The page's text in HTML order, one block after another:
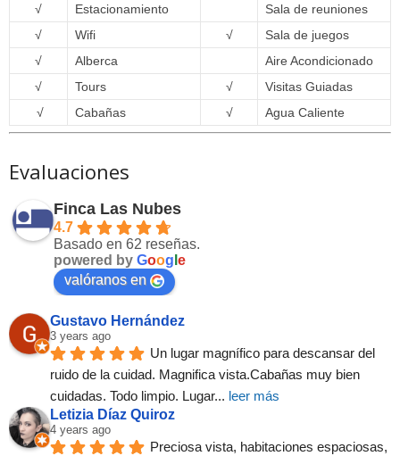
√
Estacionamiento
Sala de reuniones
√
Wifi √
Sala de juegos
√
Alberca
Aire Acondicionado
√
Tours √
Visitas Guiadas
√
Cabañas √ Agua Caliente
Evaluaciones
Finca Las Nubes
4.7
Basado en 62 reseñas.
powered by Goog e
valóranos en
Gustavo Hernández
3 years ago
Un lugar magnífico para descansar del
ruido de la cuidad. Magnifica vista.Cabañas muy bien
cuidadas. Todo limpio. Lugar... leer más
Letizia Díaz Quiroz
4 years ago
Preciosa vista, habitaciones espaciosas,